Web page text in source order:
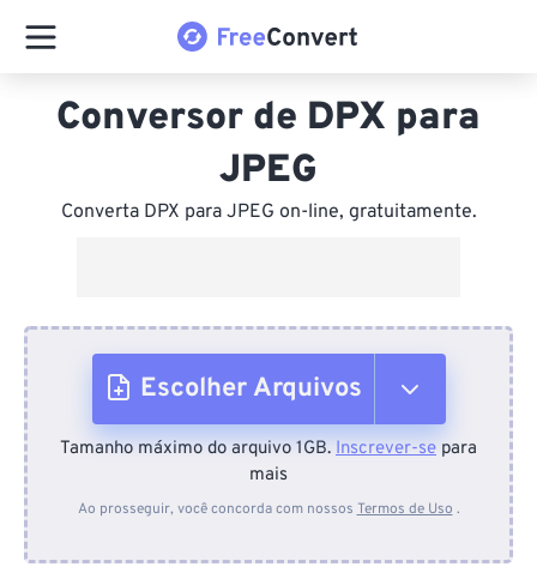
Conversor de DPX para
JPEG
Converta DPX para JPEG on-line, gratuitamente.
Escolher Arquivos
Do dispositivo
Tamanho máximo do arquivo 1GB. Inscrever-se para
mais
Ao prosseguir, você concorda com nossos Termos de Uso .